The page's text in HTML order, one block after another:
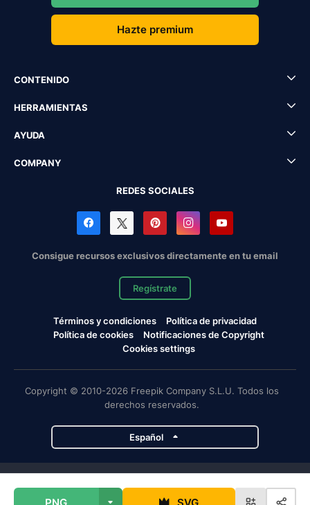
Hazte premium
CONTENIDO
HERRAMIENTAS
AYUDA
COMPANY
REDES SOCIALES
Consigue recursos exclusivos directamente en tu email
Regístrate
Términos y condiciones
Política de privacidad
Política de cookies
Notificaciones de Copyright
Cookies settings
Copyright © 2010-2026 Freepik Company S.L.U. Todos los
derechos reservados.
Español